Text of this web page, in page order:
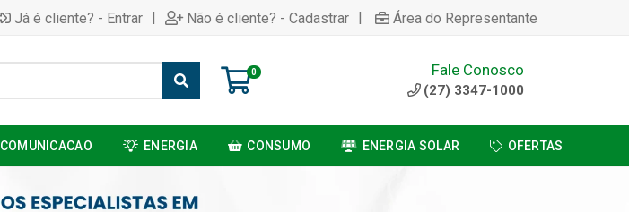
Já é cliente? - Entrar | Não é cliente? - Cadastrar | Área do Representante
0 Fale Conosco
(27) 3347-1000
COMUNICACAO ENERGIA CONSUMO ENERGIA SOLAR OFERTAS